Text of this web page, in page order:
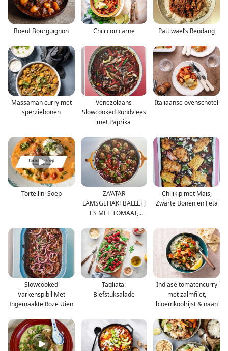
Boeuf Bourguignon Chili con carne Pattiwael’s Rendang
Massaman curry met
sperziebonen
Venezolaans
Slowcooked Rundvlees
met Paprika
Italiaanse ovenschotel
Tortellini Soep
ZA'ATAR
LAMSGEHAKTBALLETJ
ES MET TOMAAT,
Chilikip met Mais,
Zwarte Bonen en Feta
Slowcooked
Varkenspibil Met
Ingemaakte Roze Uien
Tagliata:
Biefstuksalade
Indiase tomatencurry
met zalmfilet,
bloemkoolrijst & naan